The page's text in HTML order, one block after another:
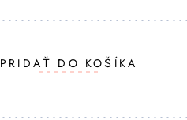
PRIDAŤ DO KOŠÍKA